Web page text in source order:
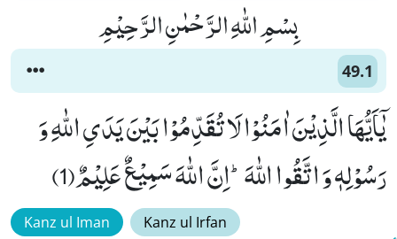
بِسْمِ اللّٰهِ الرَّحْمٰنِ الرَّحِیْمِ
49.1
یٰۤاَیُّهَا الَّذِیْنَ اٰمَنُوْا لَا تُقَدِّمُوْا بَیْنَ یَدَیِ اللّٰهِ وَ
رَسُوْلِهٖ وَ اتَّقُوا اللّٰهَؕ-اِنَّ اللّٰهَ سَمِیْعٌ عَلِیْمٌ(1)
Kanz ul Iman Kanz ul Irfan